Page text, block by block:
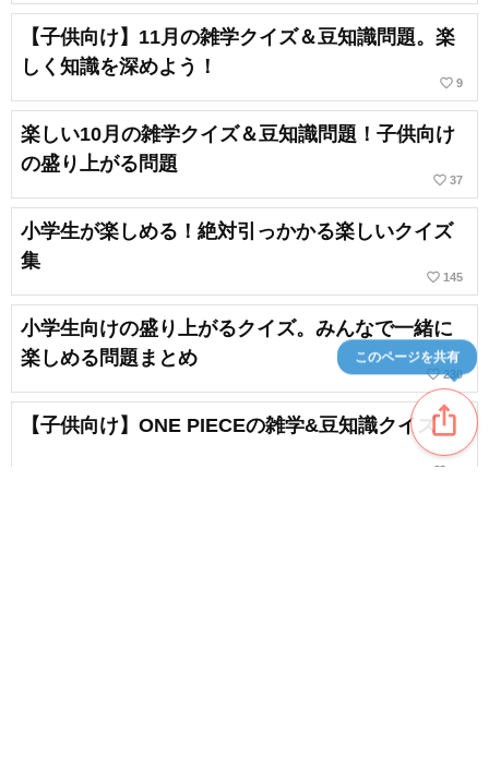
【子供向け】11月の雑学クイズ＆豆知識問題。楽
しく知識を深めよう！
favorite_border 9
楽しい10月の雑学クイズ＆豆知識問題！子供向け
の盛り上がる問題
favorite_border 37
小学生が楽しめる！絶対引っかかる楽しいクイズ
集
favorite_border 145
小学生向けの盛り上がるクイズ。みんなで一緒に
楽しめる問題まとめ
favorite_border230
【子供向け】ONE PIECEの雑学&豆知識クイズ
favorite_border
ios_share
このページを共有